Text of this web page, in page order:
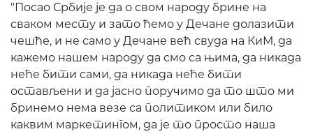
"Посао Србије је да о свом народу брине на
сваком месту и зато ћемо у Дечане долазити
чешће, и не само у Дечане већ свуда на КиМ, да
кажемо нашем народу да смо са њима, да никада
неће бити сами, да никада неће бити
остављени и да јасно поручимо да то што ми
бринемо нема везе са политиком или било
каквим маркетингом, да је то просто наша